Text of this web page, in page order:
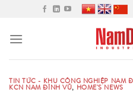
content
TIN TỨC - KHU CÔNG NGHIỆP NAM
KCN NAM ĐÌNH VŨ, HOME'S NEWS